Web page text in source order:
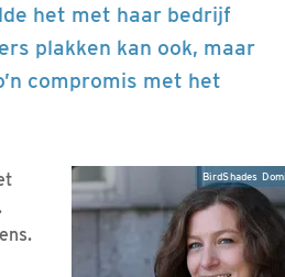
het met haar bedrijf
plakken kan ook, maar
compromis met het
BirdShades